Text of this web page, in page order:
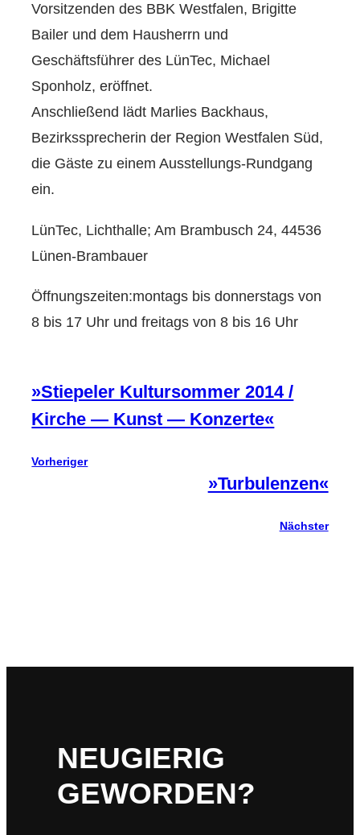
Vorsitzenden des BBK Westfalen, Brigitte
Bailer und dem Hausherrn und
Geschäftsführer des LünTec, Michael
Sponholz, eröffnet.
Anschließend lädt Marlies Backhaus,
Bezirkssprecherin der Region Westfalen Süd,
die Gäste zu einem Ausstellungs-Rundgang
ein.
LünTec, Lichthalle; Am Brambusch 24, 44536
Lünen-Brambauer
Öffnungszeiten:montags bis donnerstags von
8 bis 17 Uhr und freitags von 8 bis 16 Uhr
»Stiepeler Kultursommer 2014 /
Kirche — Kunst — Konzerte«
Vorheriger
»Turbulenzen«
Nächster
NEUGIERIG
GEWORDEN?